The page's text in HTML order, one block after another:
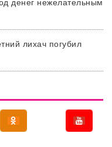
денег нежелательным
лихач погубил